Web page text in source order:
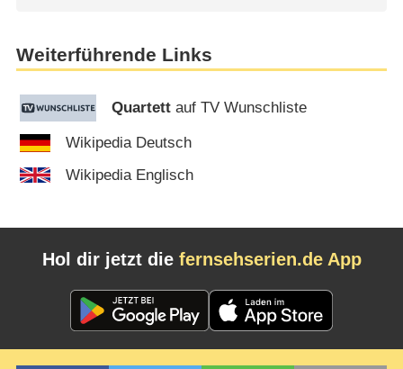
Weiterführende Links
Quartett auf TV Wunschliste
Wikipedia Deutsch
Wikipedia Englisch
Hol dir jetzt die fernsehserien.de App